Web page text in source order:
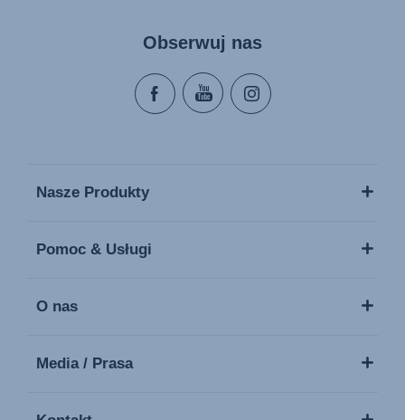
Obserwuj nas
Nasze Produkty
Pomoc & Usługi
O nas
Media / Prasa